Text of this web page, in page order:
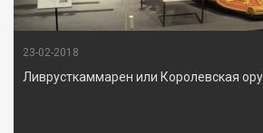
23-02-2018
Ливрусткаммарен или Королевская